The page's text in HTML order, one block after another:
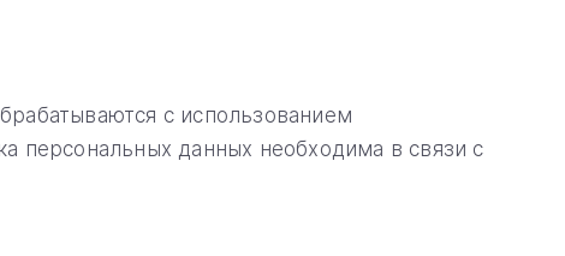
с использованием
персональных данных необходима в связи с